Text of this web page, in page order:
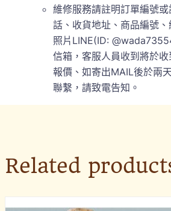
維修服務請註明訂單編號
話、收貨地址、商品編號
照片LINE(ID:
信箱，客服人員收到將於
報價、如寄出MAIL後於兩
聯繫，請致電告知。
Related